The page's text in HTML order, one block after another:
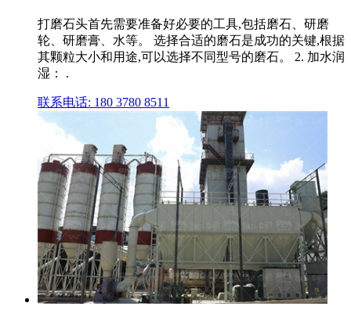
打磨石头首先需要准备好必要的工具,包括磨石、研磨
轮、研磨膏、水等。 选择合适的磨石是成功的关键,根据
其颗粒大小和用途,可以选择不同型号的磨石。 2. 加水润
湿： .
联系电话: 180 3780 8511